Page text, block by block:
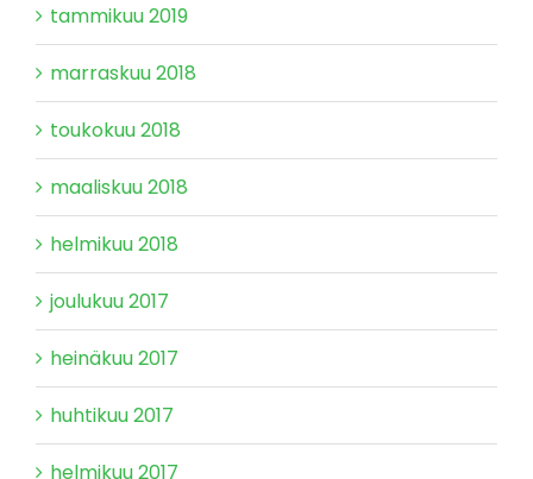
tammikuu 2019
marraskuu 2018
toukokuu 2018
maaliskuu 2018
helmikuu 2018
joulukuu 2017
heinäkuu 2017
huhtikuu 2017
helmikuu 2017